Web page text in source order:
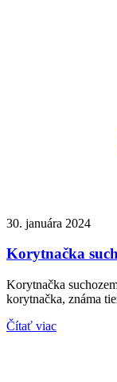
30. januára 2024
Korytnačka
Korytnačka
korytnačka, známa
Čítať viac